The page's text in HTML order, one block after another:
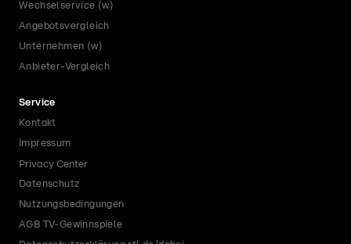
Wechselservice (w)
Angebotsvergleich
Unternehmen (w)
Anbieter-Vergleich
Service
Kontakt
Impressum
Privacy Center
Datenschutz
Nutzungsbedingungen
AGB TV-Gewinnspiele